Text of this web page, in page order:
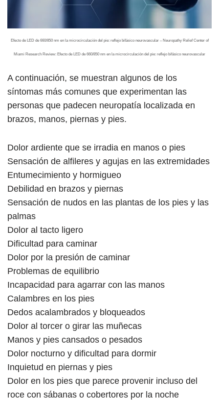
Efecto de LED de 660/850 nm en la microcirculación del pie: reflejo bifásico neurovascular – Neuropathy Relief Center of
Miami Research Review: Efecto de LED de 660/850 nm en la microcirculación del pie: reflejo bifásico neurovascular
A continuación, se muestran algunos de los
síntomas más comunes que experimentan las
personas que padecen neuropatía localizada en
brazos, manos, piernas y pies.
Dolor ardiente que se irradia en manos o pies
Sensación de alfileres y agujas en las extremidades
Entumecimiento y hormigueo
Debilidad en brazos y piernas
Sensación de nudos en las plantas de los pies y las
palmas
Dolor al tacto ligero
Dificultad para caminar
Dolor por la presión de caminar
Problemas de equilibrio
Incapacidad para agarrar con las manos
Calambres en los pies
Dedos acalambrados y bloqueados
Dolor al torcer o girar las muñecas
Manos y pies cansados ​​o pesados
Dolor nocturno y dificultad para dormir
Inquietud en piernas y pies
Dolor en los pies que parece provenir incluso del
roce con sábanas o cobertores por la noche